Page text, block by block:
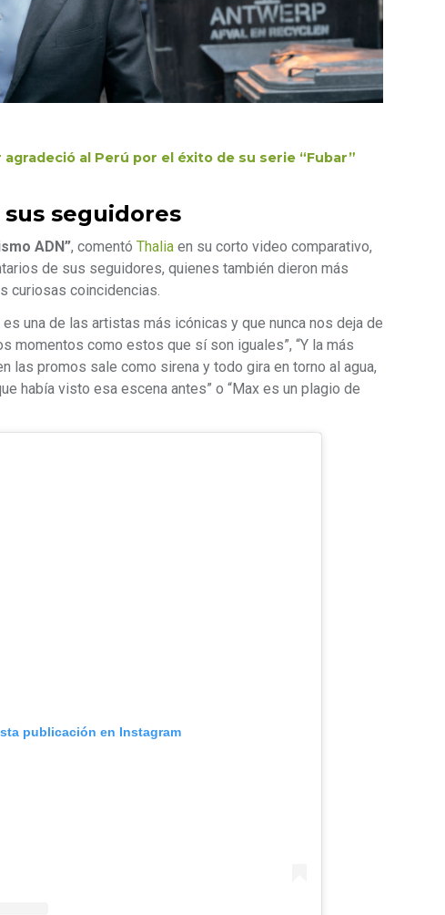
al Perú por el éxito de su serie “Fubar”
seguidores
ADN”, comentó Thalia en su corto video comparativo,
de sus seguidores, quienes también dieron más
curiosas coincidencias.
es una de las artistas más icónicas y que nunca nos deja de
momentos como estos que sí son iguales”, “Y la más
las promos sale como sirena y todo gira en torno al agua,
había visto esa escena antes” o “Max es un plagio de
publicación en Instagram